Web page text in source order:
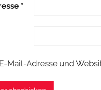
*
Mail-Adresse und